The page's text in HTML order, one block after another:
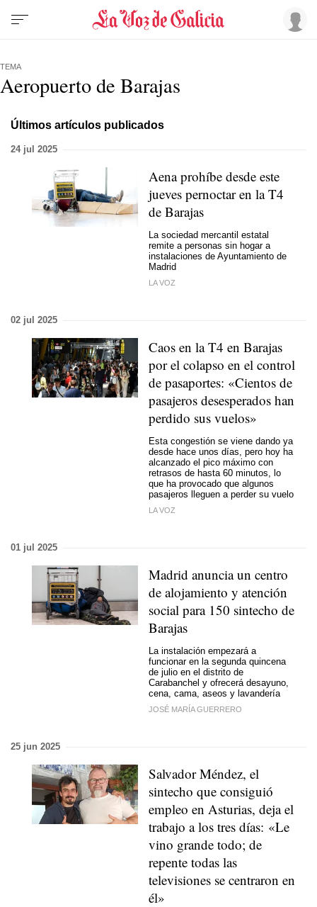
TEMA
Aeropuerto de Barajas
Últimos artículos publicados
24 jul 2025
Aena prohíbe desde este
jueves pernoctar en la T4
de Barajas
La sociedad mercantil estatal
remite a personas sin hogar a
instalaciones de Ayuntamiento de
Madrid
LA VOZ
02 jul 2025
Caos en la T4 en Barajas
por el colapso en el control
de pasaportes: «Cientos de
pasajeros desesperados han
perdido sus vuelos»
Esta congestión se viene dando ya
desde hace unos días, pero hoy ha
alcanzado el pico máximo con
retrasos de hasta 60 minutos, lo
que ha provocado que algunos
pasajeros lleguen a perder su vuelo
LA VOZ
01 jul 2025
Madrid anuncia un centro
de alojamiento y atención
social para 150 sintecho de
Barajas
La instalación empezará a
funcionar en la segunda quincena
de julio en el distrito de
Carabanchel y ofrecerá desayuno,
cena, cama, aseos y lavandería
JOSÉ MARÍA GUERRERO
25 jun 2025
Salvador Méndez, el
sintecho que consiguió
empleo en Asturias, deja el
trabajo a los tres días: «Le
vino grande todo; de
repente todas las
televisiones se centraron en
él»